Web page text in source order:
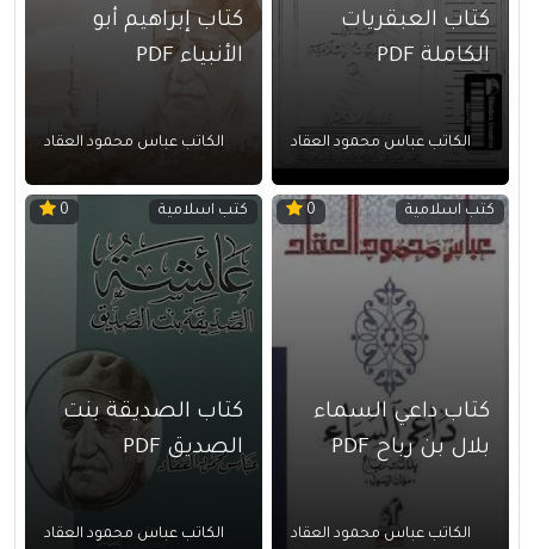
كتاب العبقريات
الكاملة PDF
الكاتب عباس محمود العقاد
كتاب إبراهيم أبو
الأنبياء PDF
الكاتب عباس محمود العقاد
كتب اسلامية 0
كتاب داعي السماء
بلال بن رباح PDF
الكاتب عباس محمود العقاد
كتب اسلامية 0
كتاب الصديقة بنت
الصديق PDF
الكاتب عباس محمود العقاد